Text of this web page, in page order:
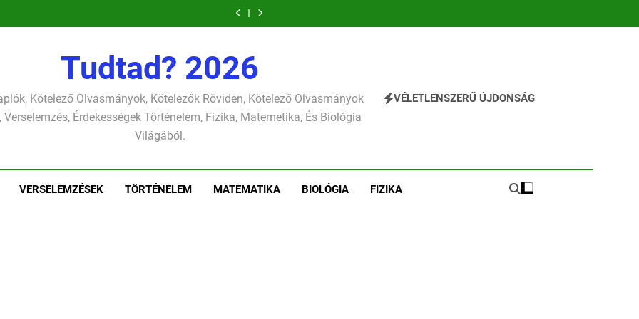
verselemzés
szonettje
Tudtad? 2026
Kötelező Olvasmányok, Kötelezők Röviden, Kötelező Olvasmányok
Verselemzés, Érdekességek Történelem, Fizika, Matemetika, És Biológia
Világából.
VÉLETLENSZERŰ ÚJDONSÁG
VERSELEMZÉSEK TÖRTÉNELEM MATEMATIKA BIOLÓGIA FIZIKA